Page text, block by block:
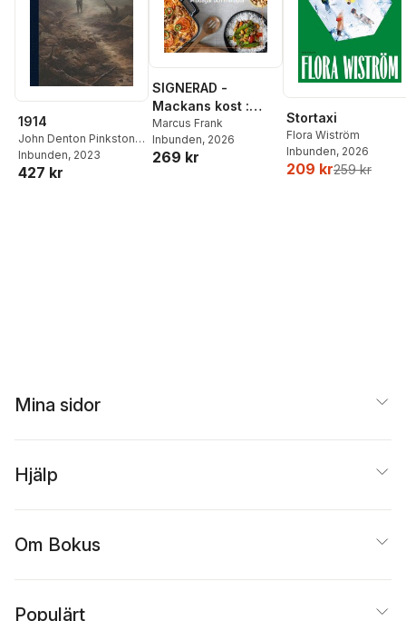
1914
John Denton Pinkstone
Earl O. French,Winston
Churchill
Inbunden, 2023
427 kr
SIGNERAD -
Mackans kost :
Middagar och
matlådor
Marcus Frank
Inbunden, 2026
269 kr
Stortaxi
Flora Wiström
Inbunden, 2026
209 kr259 kr
Mina sidor
Hjälp
Om Bokus
Populärt